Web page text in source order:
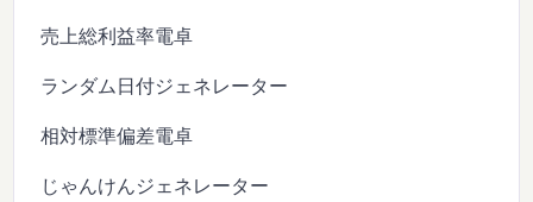
売上総利益率電卓
ランダム日付ジェネレーター
相対標準偏差電卓
じゃんけんジェネレーター